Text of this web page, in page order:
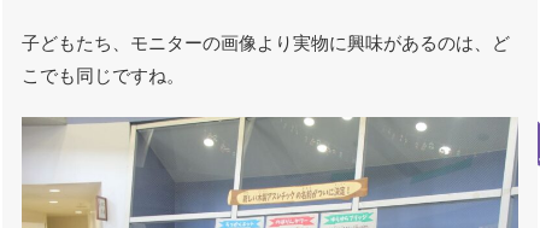
子どもたち、モニターの画像より実物に興味があるのは、ど
こでも同じですね。